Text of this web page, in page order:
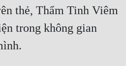
thẻ, Thẩm Tinh Viêm
trong không gian